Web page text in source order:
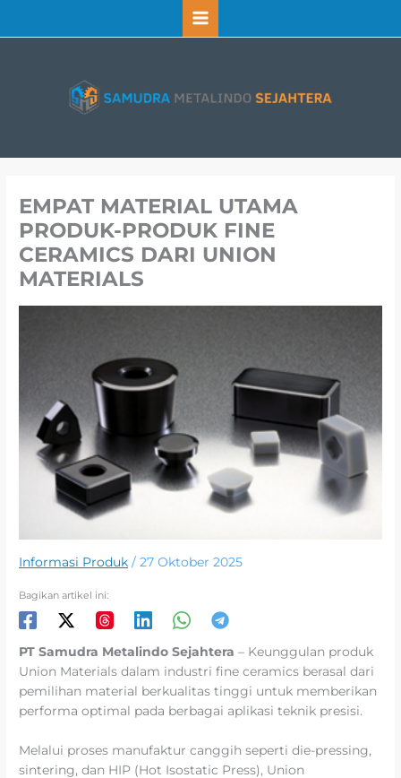
EMPAT MATERIAL UTAMA
PRODUK-PRODUK FINE
CERAMICS DARI UNION
MATERIALS
Informasi Produk /27 Oktober 2025
Bagikan artikel ini:
PT Samudra Metalindo Sejahtera– Keunggulan produk
Union Materials dalam industri fine ceramics berasal dari
pemilihan material berkualitas tinggi untuk memberikan
performa optimal pada berbagai aplikasi teknik presisi.
Melalui proses manufaktur canggih seperti die-pressing,
sintering, dan HIP (Hot Isostatic Press), Union